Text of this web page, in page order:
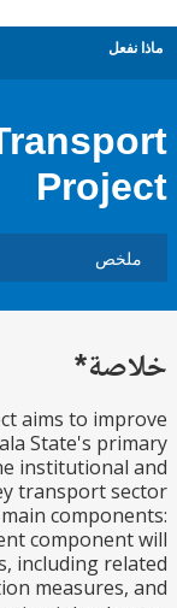
Project aims to
Kerala State's
the
key transport
four main
including